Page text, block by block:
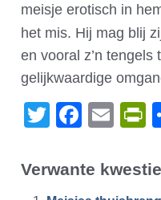
meisje erotisch in
het mis. Hij mag blij
en vooral z’n tengels
gelijkwaardige
Twitter
Verwante